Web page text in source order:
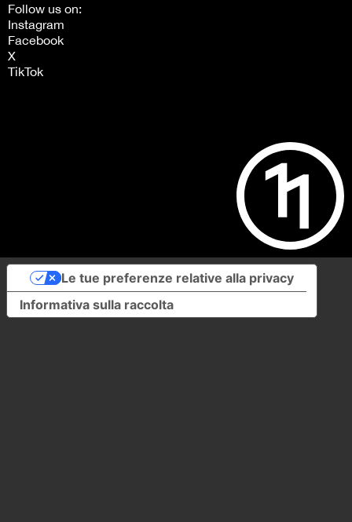
Follow us on:
Instagram
Facebook
X
TikTok
Informativa sulla raccolta
Le tue preferenze relative alla privacy